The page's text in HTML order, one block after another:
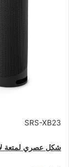
SRS-XB23
شكل عصري لمتعة